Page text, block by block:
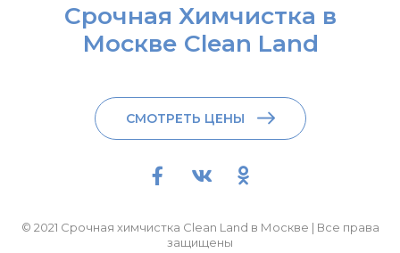
Срочная Химчистка в
Москве Clean Land
СМОТРЕТЬ ЦЕНЫ
© 2021 Срочная химчистка Clean Land в Москве | Все права
защищены